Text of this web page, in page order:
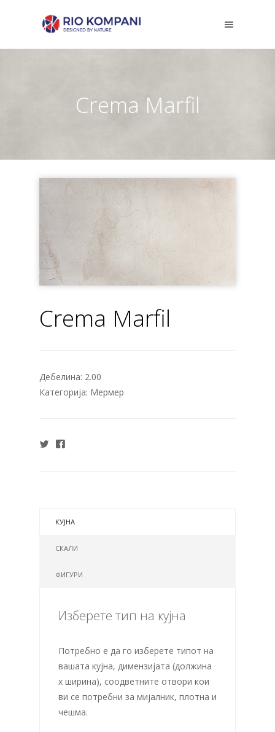
Crema Marfil
Crema Marfil
Дебелина: 2.00
Категорија: Мермер
КУЈНА
СКАЛИ
ФИГУРИ
Изберете тип на кујна
Потребно е да го изберете типот на
вашата кујна, димензијата (должина
х ширина), соодветните отвори кои
ви се потребни за мијалник, плотна и
чешма.